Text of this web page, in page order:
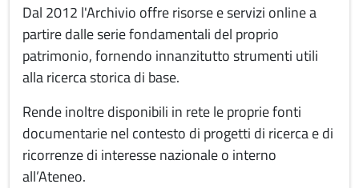
Dal 2012 l'Archivio offre risorse e servizi online a
partire dalle serie fondamentali del proprio
patrimonio, fornendo innanzitutto strumenti utili
alla ricerca storica di base.
Rende inoltre disponibili in rete le proprie fonti
documentarie nel contesto di progetti di ricerca e di
ricorrenze di interesse nazionale o interno
all’Ateneo.